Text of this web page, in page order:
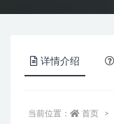
详情介绍
当前位置： 首页